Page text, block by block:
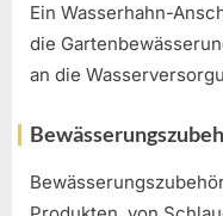
Ein Wasserhahn-
die
an die